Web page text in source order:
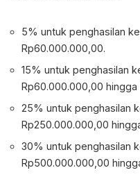
5% untuk penghasilan
Rp60.000.000,00.
15% untuk penghasilan
Rp60.000.000,00
25% untuk penghasilan
Rp250.000.000,00
30% untuk penghasilan
Rp500.000.000,00